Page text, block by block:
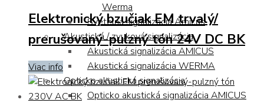
Werma
Svetelná signalizácia Amicus
Akustická / zvuková signalizácia
Akustická signalizácia AMICUS
Akustická signalizácia WERMA
Opticko akustická signalizácia
Opticko akustická signalizácia AMICUS
Elektronický bzučiak EM trvalý/
prerušovaný-pulzný tón 24V DC BK
Viac info